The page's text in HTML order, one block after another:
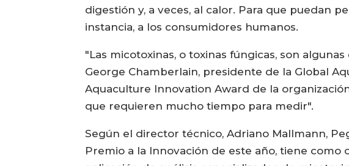
digestión y, a veces, al calor. Para que puedan
instancia, a los consumidores humanos.
"Las micotoxinas, o toxinas fúngicas, son
George Chamberlain, presidente de la Global
Aquaculture Innovation Award de la
que requieren mucho tiempo para medir".
Según el director técnico, Adriano Mallmann,
Premio a la Innovación de este año, tiene